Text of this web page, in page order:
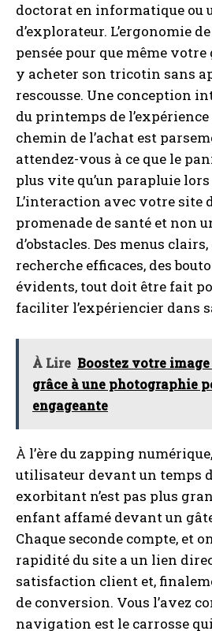
doctorat en informatique ou
d’explorateur. L’ergonomie
pensée pour que même
y acheter son tricotin sans
rescousse. Une conception
du printemps de
chemin de l’achat est
attendez-vous à ce que le
plus vite qu’un parapluie lors
L’interaction avec votre site
promenade de santé et non
d’obstacles. Des menus
recherche efficaces, des
évidents, tout doit être fait
faciliter l’expériencier dans
À Lire Boostez votre
grâce à une photographie
engageante
À l’ère du zapping
utilisateur devant un temps
exorbitant n’est pas plus
enfant affamé devant un
Chaque seconde compte, et
rapidité du site a un lien
satisfaction client et,
de conversion. Vous l’avez
navigation est le carrosse